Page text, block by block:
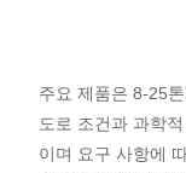
주요 제품은 8-25
도로 조건과 과학
이며 요구 사항에